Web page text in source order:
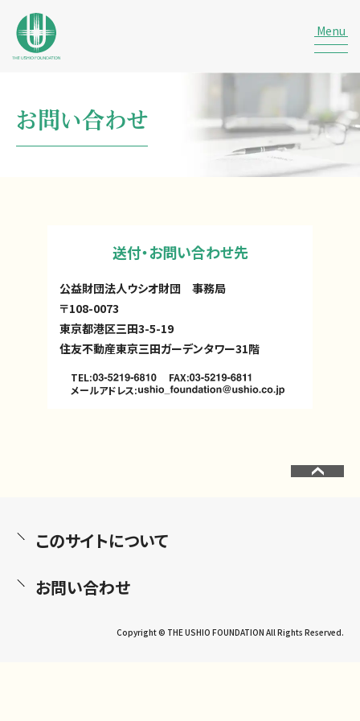
お問い合わせ
送付・お問い合わせ先
公益財団法人ウシオ財団 事務局
〒108-0073
東京都港区三田3-5-19
住友不動産東京三田ガーデンタワー31階
TEL:
FAX:
メールアドレス:
このサイトについて
お問い合わせ
Copyright © THE USHIO FOUNDATION All Rights Reserved.